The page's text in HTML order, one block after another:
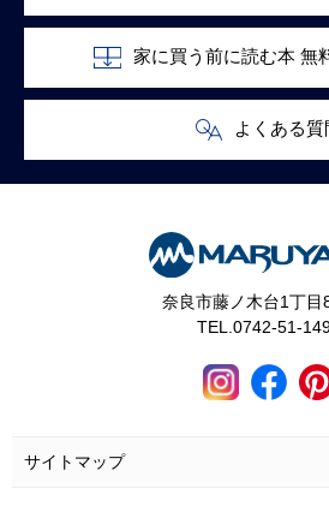
家に買う前に読む本 無
よくある質
奈良市藤ノ木台1丁目
TEL.0742-51-
サイトマップ